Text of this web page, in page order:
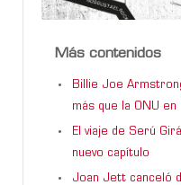
Más contenidos
Billie Joe
más que la ONU
El viaje de Serú
nuevo capítulo
Joan Jett canceló